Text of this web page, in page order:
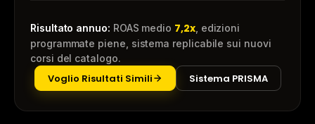
Risultato annuo: ROAS medio 7,2x, edizioni
programmate piene, sistema replicabile sui nuovi
corsi del catalogo.
Voglio Risultati Simili Sistema PRISMA